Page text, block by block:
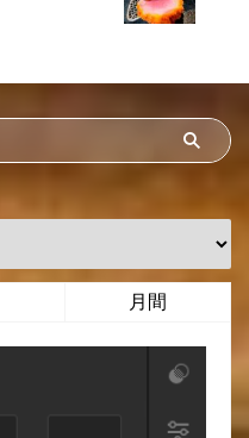
月間